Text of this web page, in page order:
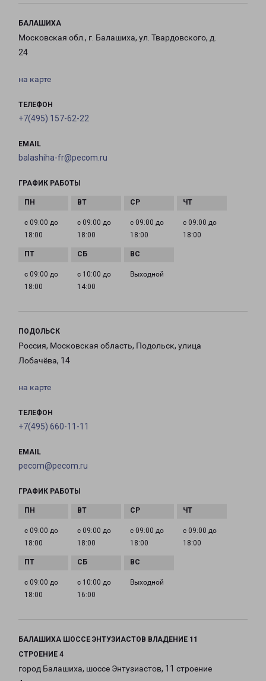
БАЛАШИХА
Московская обл., г. Балашиха, ул. Твардовского, д.
24
на карте
ТЕЛЕФОН
+7(495) 157-62-22
EMAIL
balashiha-fr@pecom.ru
ГРАФИК РАБОТЫ
с 09:00 до
18:00
с 09:00 до
18:00
с 09:00 до
18:00
с 09:00 до
18:00
с 09:00 до
18:00
с 10:00 до
14:00
Выходной
ПОДОЛЬСК
Россия, Московская область, Подольск, улица
Лобачёва, 14
на карте
ТЕЛЕФОН
+7(495) 660-11-11
EMAIL
pecom@pecom.ru
ГРАФИК РАБОТЫ
с 09:00 до
18:00
с 09:00 до
18:00
с 09:00 до
18:00
с 09:00 до
18:00
с 09:00 до
18:00
с 10:00 до
16:00
Выходной
БАЛАШИХА ШОССЕ ЭНТУЗИАСТОВ ВЛАДЕНИЕ 11
СТРОЕНИЕ 4
город Балашиха, шоссе Энтузиастов, 11 строение